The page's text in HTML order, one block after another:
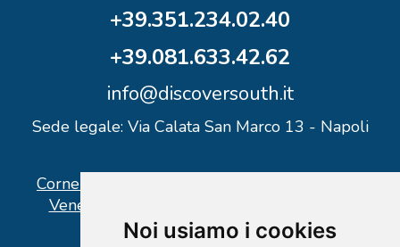
Noi usiamo i cookies
+39.351.234.02.40
+39.081.633.42.62
info@discoversouth.it
Sede legale: Via Calata San Marco 13 - Napoli
Corner operativo: I Point Ercolano, via Vittorio
Veneto n° 18 - Piazzale Stazione Ercolano